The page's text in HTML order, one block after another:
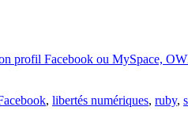
profil Facebook ou MySpace,
, libertés numériques, ruby,